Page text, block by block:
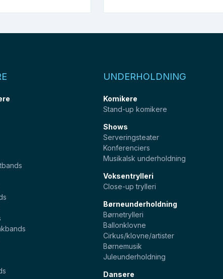
UNDERHOLDNING
Komikere
Stand-up komikere
Shows
Serveringsteater
Konferenciers
Musikalsk underholdning
Voksentrylleri
Close-up trylleri
Børneunderholdning
Børnetrylleri
Ballonklovne
Cirkus/klovne/artister
Børnemusik
Juleunderholdning
Dansere